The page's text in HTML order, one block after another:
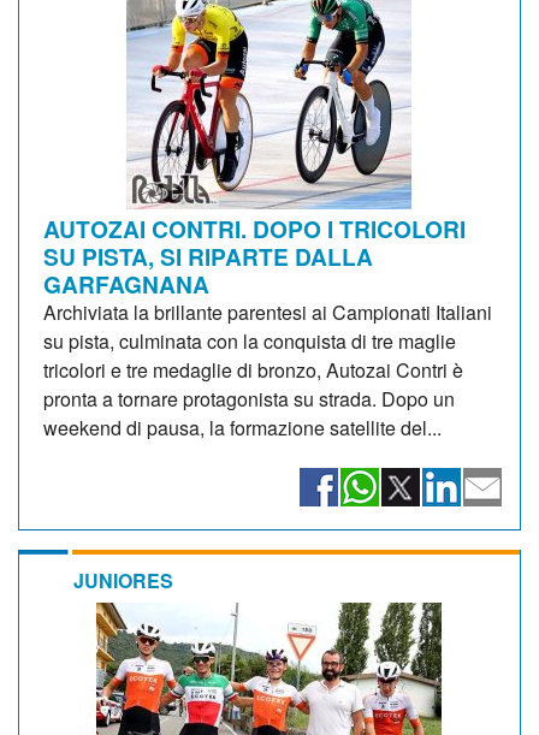
AUTOZAI CONTRI. DOPO I TRICOLORI
SU PISTA, SI RIPARTE DALLA
GARFAGNANA
Archiviata la brillante parentesi ai Campionati Italiani
su pista, culminata con la conquista di tre maglie
tricolori e tre medaglie di bronzo, Autozai Contri è
pronta a tornare protagonista su strada. Dopo un
weekend di pausa, la formazione satellite del...
JUNIORES